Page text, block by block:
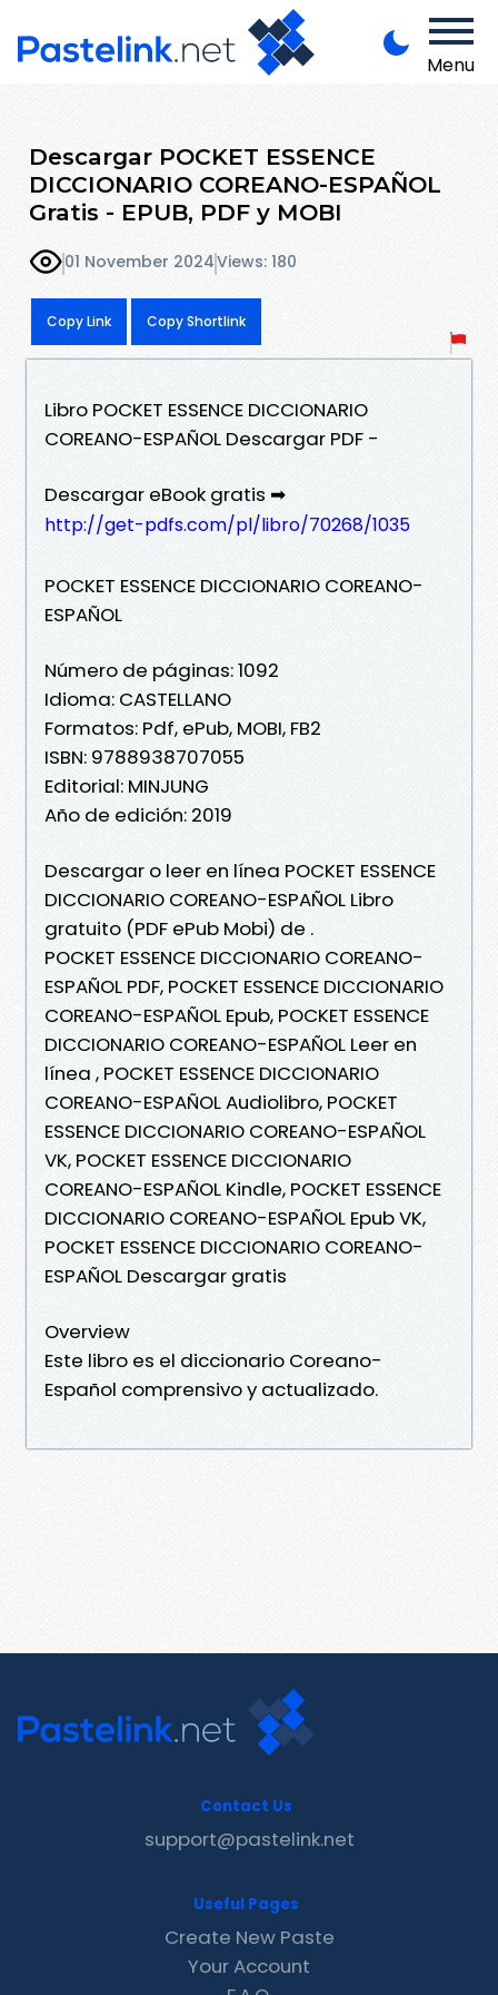
Menu
Descargar POCKET ESSENCE
DICCIONARIO COREANO-ESPAÑOL
Gratis - EPUB, PDF y MOBI
01 November 2024Views: 180
Copy Link Copy Shortlink
Libro POCKET ESSENCE DICCIONARIO
COREANO-ESPAÑOL Descargar PDF -
Descargar eBook gratis ➡
http://get-pdfs.com/pl/libro/70268/1035
POCKET ESSENCE DICCIONARIO COREANO-
ESPAÑOL
Número de páginas: 1092
Idioma: CASTELLANO
Formatos: Pdf, ePub, MOBI, FB2
ISBN: 9788938707055
Editorial: MINJUNG
Año de edición: 2019
Descargar o leer en línea POCKET ESSENCE
DICCIONARIO COREANO-ESPAÑOL Libro
gratuito (PDF ePub Mobi) de .
POCKET ESSENCE DICCIONARIO COREANO-
ESPAÑOL PDF, POCKET ESSENCE DICCIONARIO
COREANO-ESPAÑOL Epub, POCKET ESSENCE
DICCIONARIO COREANO-ESPAÑOL Leer en
línea , POCKET ESSENCE DICCIONARIO
COREANO-ESPAÑOL Audiolibro, POCKET
ESSENCE DICCIONARIO COREANO-ESPAÑOL
VK, POCKET ESSENCE DICCIONARIO
COREANO-ESPAÑOL Kindle, POCKET ESSENCE
DICCIONARIO COREANO-ESPAÑOL Epub VK,
POCKET ESSENCE DICCIONARIO COREANO-
ESPAÑOL Descargar gratis
Overview
Este libro es el diccionario Coreano-
Español comprensivo y actualizado.
Contact Us
support@pastelink.net
Useful Pages
Create New Paste
Your Account